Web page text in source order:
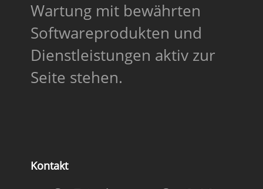
Wartung mit bewährten
Softwareprodukten und
Dienstleistungen aktiv zur
Seite stehen.
Kontakt